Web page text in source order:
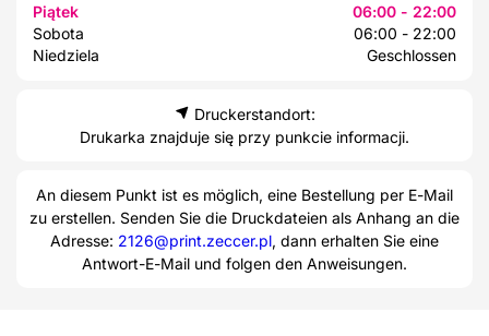
Piątek
06:00 - 22:00
Sobota
06:00 - 22:00
Niedziela
Geschlossen
Druckerstandort:
Drukarka znajduje się przy punkcie informacji.
An diesem Punkt ist es möglich, eine Bestellung per E-Mail
zu erstellen. Senden Sie die Druckdateien als Anhang an die
Adresse: 2126@print.zeccer.pl, dann erhalten Sie eine
Antwort-E-Mail und folgen den Anweisungen.